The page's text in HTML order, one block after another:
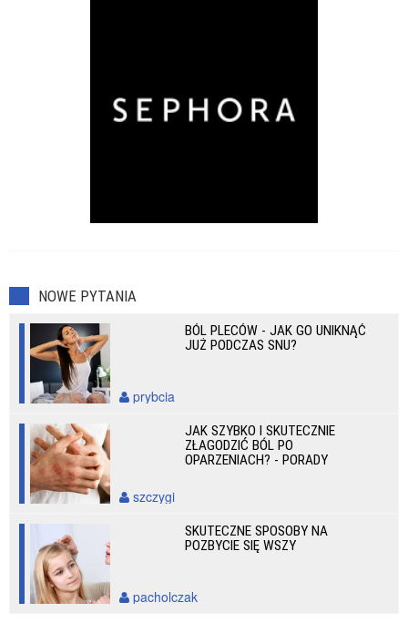
NOWE PYTANIA
BÓL PLECÓW - JAK GO UNIKNĄĆ
JUŻ PODCZAS SNU?
prybcia
JAK SZYBKO I SKUTECZNIE
ZŁAGODZIĆ BÓL PO
OPARZENIACH? - PORADY
szczygi
SKUTECZNE SPOSOBY NA
POZBYCIE SIĘ WSZY
pacholczak